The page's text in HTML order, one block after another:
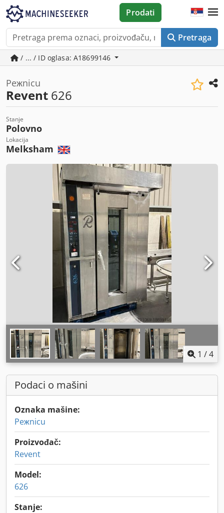
Pretraga
Prodati
/ ... / ID oglasa: A18699146
Peжnicu
Revent 626
Stanje
Polovno
Lokacija
Melksham
1 /4
Podaci o mašini
Oznaka mašine:
Peжnicu
Proizvođač:
Revent
Model:
626
Stanje: